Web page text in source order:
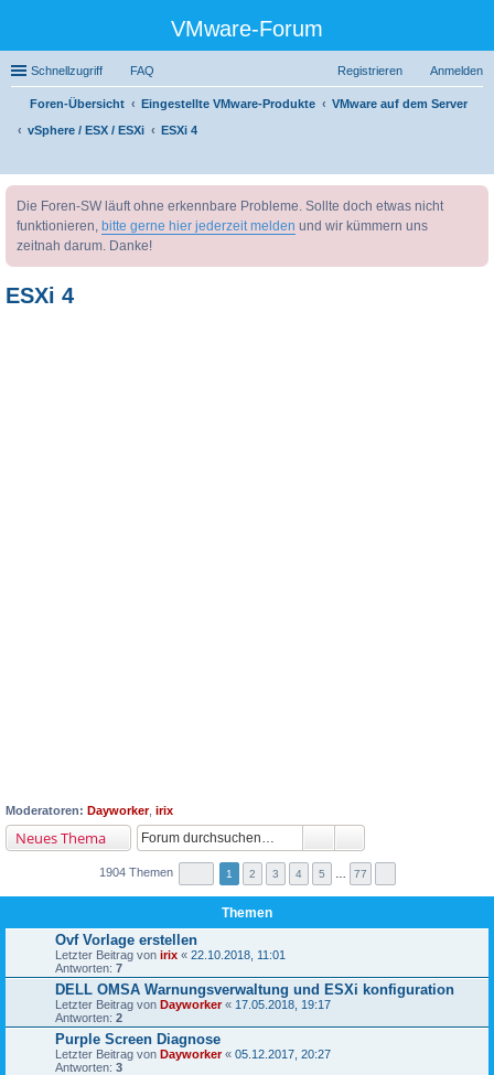
VMware-Forum
Schnellzugriff FAQ Anmelden
Registrieren
Foren-Übersicht Eingestellte VMware-Produkte
VMware auf dem Server
vSphere / ESX / ESXi
ESXi 4
uc
Die Foren-SW läuft ohne erkennbare Probleme. Sollte doch etwas nicht
funktionieren, bitte gerne hier jederzeit melden und wir kümmern uns
zeitnah darum. Danke!
ESXi 4
Moderatoren: Dayworker, irix
Neues Thema
1904 Themen 1 2 3 4 5 77
Themen
Ovf Vorlage erstellen
Letzter Beitrag von irix « 22.10.2018, 11:01
Antworten: 7
DELL OMSA Warnungsverwaltung und ESXi konfiguration
Letzter Beitrag von Dayworker« 17.05.2018, 19:17
Antworten: 2
Purple Screen Diagnose
Letzter Beitrag von Dayworker« 05.12.2017, 20:27
Antworten: 3